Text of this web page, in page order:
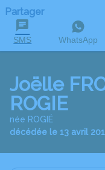
Partager
SMS WhatsApp
Joëlle
ROGIE
née ROGIÉ
décédée le 13 avril